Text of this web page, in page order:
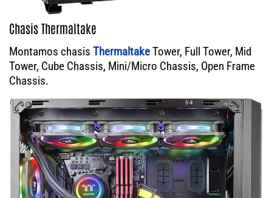
Chasis Thermaltake
Montamos chasis ThermaltakeTower, Full Tower, Mid
Tower, Cube Chassis, Mini/Micro Chassis, Open Frame
Chassis.